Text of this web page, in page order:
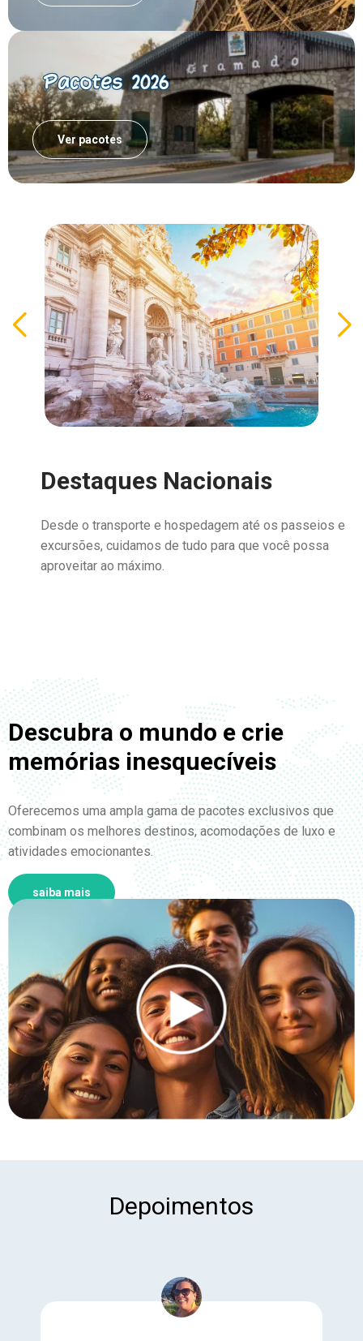
Ver pacotes
Destaques Nacionais
Desde o transporte e hospedagem até os passeios e
excursões, cuidamos de tudo para que você possa
aproveitar ao máximo.
Descubra o mundo e crie
memórias inesquecíveis
Oferecemos uma ampla gama de pacotes exclusivos que
combinam os melhores destinos, acomodações de luxo e
atividades emocionantes.
saiba mais
Depoimentos